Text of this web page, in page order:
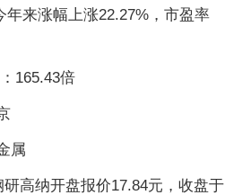
年来涨幅上涨22.27%，市盈率
165.43倍
属
高纳开盘报价17.84元，收盘于